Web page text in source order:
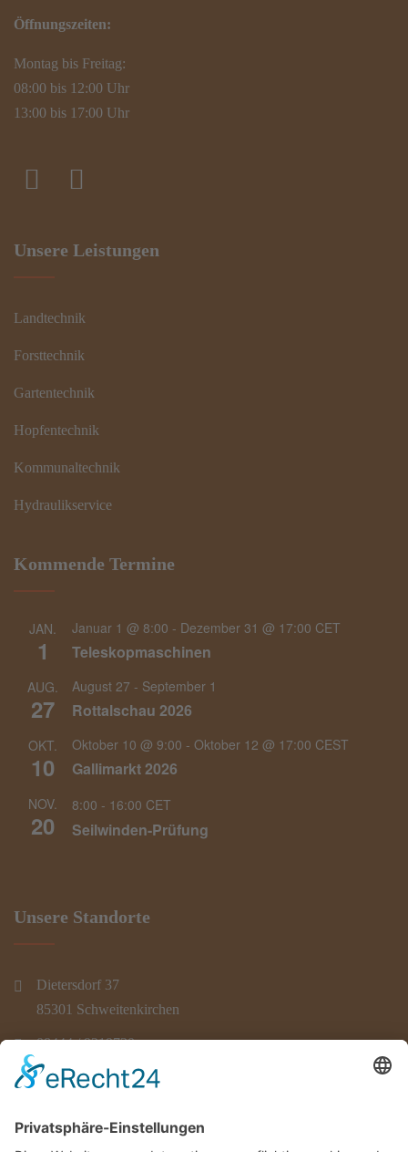
Öffnungszeiten:
Montag bis Freitag:
08:00 bis 12:00 Uhr
13:00 bis 17:00 Uhr
Unsere Leistungen
Landtechnik
Forsttechnik
Gartentechnik
Hopfentechnik
Kommunaltechnik
Hydraulikservice
Kommende Termine
JAN.
1
Januar 1 @ 8:00 - Dezember 31 @ 17:00 CET
Teleskopmaschinen
AUG.
27
August 27 - September 1
Rottalschau 2026
OKT.
10
Oktober 10 @ 9:00 - Oktober 12 @ 17:00 CEST
Gallimarkt 2026
NOV.
20
8:00 - 16:00 CET
Seilwinden-Prüfung
Unsere Standorte
Dietersdorf 37
85301 Schweitenkirchen
08444 / 9219730
info@atv-hallertau.de
Fabrikstr. 17